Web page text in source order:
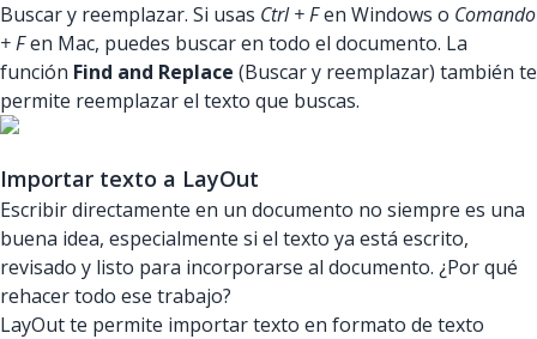
Buscar y reemplazar. Si usas Ctrl + Fen Windows o Comando
+ Fen Mac, puedes buscar en todo el documento. La
función Find and Replace (Buscar y reemplazar) también te
permite reemplazar el texto que buscas.
Importar texto a LayOut
Escribir directamente en un documento no siempre es una
buena idea, especialmente si el texto ya está escrito,
revisado y listo para incorporarse al documento. ¿Por qué
rehacer todo ese trabajo?
LayOut te permite importar texto en formato de texto